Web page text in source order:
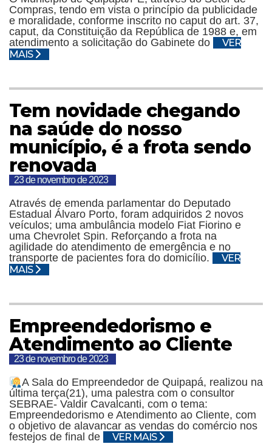
Compras, tendo em vista o princípio da publicidade
e moralidade, conforme inscrito no caput do art. 37,
caput, da Constituição da República de 1988 e, em
atendimento a solicitação do Gabinete do
VER
MAIS
Tem novidade chegando
na saúde do nosso
município, é a frota sendo
renovada
23 de novembro de 2023
Através de emenda parlamentar do Deputado
Estadual Álvaro Porto, foram adquiridos 2 novos
veículos; uma ambulância modelo Fiat Fiorino e
uma Chevrolet Spin. Reforçando a frota na
agilidade do atendimento de emergência e no
transporte de pacientes fora do domicílio.
VER
MAIS
Empreendedorismo e
Atendimento ao Cliente
23 de novembro de 2023
A Sala do Empreendedor de Quipapá, realizou na
última terça(21), uma palestra com o consultor
SEBRAE- Valdir Cavalcanti, com o tema:
Empreendedorismo e Atendimento ao Cliente, com
o objetivo de alavancar as vendas do comércio nos
festejos de final de
VER MAIS